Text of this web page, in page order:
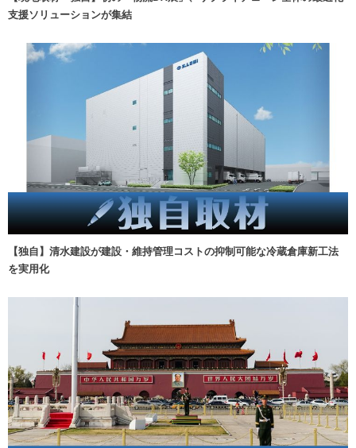
支援ソリューションが集結
【独自】清水建設が建設・維持管理コストの抑制可能な冷蔵倉庫新工法
を実用化